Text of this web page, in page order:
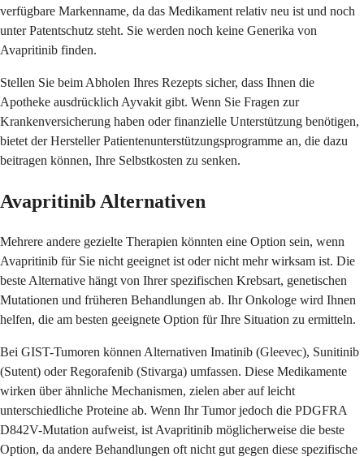
verfügbare Markenname, da das Medikament relativ neu ist und noch
unter Patentschutz steht. Sie werden noch keine Generika von
Avapritinib finden.
Stellen Sie beim Abholen Ihres Rezepts sicher, dass Ihnen die
Apotheke ausdrücklich Ayvakit gibt. Wenn Sie Fragen zur
Krankenversicherung haben oder finanzielle Unterstützung benötigen,
bietet der Hersteller Patientenunterstützungsprogramme an, die dazu
beitragen können, Ihre Selbstkosten zu senken.
Avapritinib Alternativen
Mehrere andere gezielte Therapien könnten eine Option sein, wenn
Avapritinib für Sie nicht geeignet ist oder nicht mehr wirksam ist. Die
beste Alternative hängt von Ihrer spezifischen Krebsart, genetischen
Mutationen und früheren Behandlungen ab. Ihr Onkologe wird Ihnen
helfen, die am besten geeignete Option für Ihre Situation zu ermitteln.
Bei GIST-Tumoren können Alternativen Imatinib (Gleevec), Sunitinib
(Sutent) oder Regorafenib (Stivarga) umfassen. Diese Medikamente
wirken über ähnliche Mechanismen, zielen aber auf leicht
unterschiedliche Proteine ab. Wenn Ihr Tumor jedoch die PDGFRA
D842V-Mutation aufweist, ist Avapritinib möglicherweise die beste
Option, da andere Behandlungen oft nicht gut gegen diese spezifische